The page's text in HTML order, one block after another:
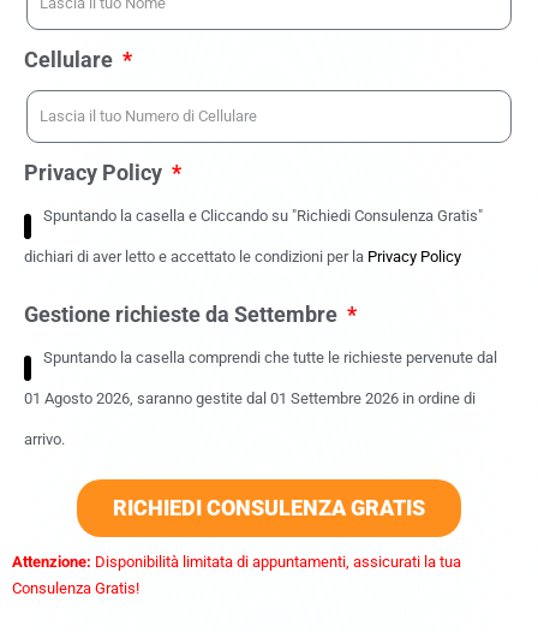
Cellulare
Privacy Policy
Spuntando la casella e Cliccando su "Richiedi Consulenza Gratis"
dichiari di aver letto e accettato le condizioni per la Privacy Policy
Gestione richieste da Settembre
Spuntando la casella comprendi che tutte le richieste pervenute dal
01 Agosto 2026, saranno gestite dal 01 Settembre 2026 in ordine di
arrivo.
RICHIEDI CONSULENZA GRATIS
Attenzione: Disponibilità limitata di appuntamenti, assicurati la tua
Consulenza Gratis!